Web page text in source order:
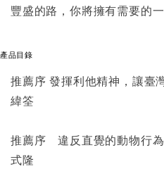
豐盛的路，你將擁有需要的一
產品目錄
推薦序 發揮利他精神，
緯筌
推薦序 違反直覺的動
式隆